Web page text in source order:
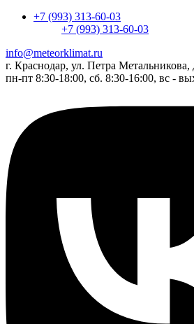
+7 (993) 313-60-03
+7 (993) 313-60-03
info@meteorklimat.ru
г. Краснодар, ул. Петра Метальникова,
пн-пт 8:30-18:00, сб. 8:30-16:00, вс -